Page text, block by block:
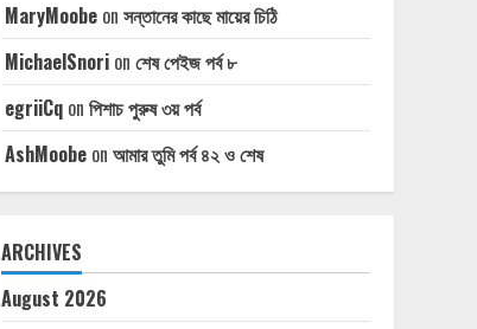
MaryMoobeon সন্তানের কাছে মায়ের চিঠি
MichaelSnorion শেষ পেইজ পর্ব ৮
egriiCqon পিশাচ পুরুষ ৩য় পর্ব
AshMoobeon আমার তুমি পর্ব ৪২ ও শেষ
ARCHIVES
August 2026